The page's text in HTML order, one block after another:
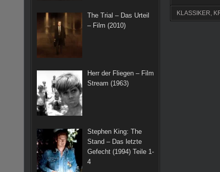
KLASSIKER
The Trial – Das Urteil
– Film (2010)
Herr der Fliegen – Film
Stream (1963)
Stephen King: The
Stand – Das letzte
Gefecht (1994) Teile 1-
4